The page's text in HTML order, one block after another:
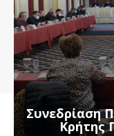
Συνεδρίαση
Κρήτης